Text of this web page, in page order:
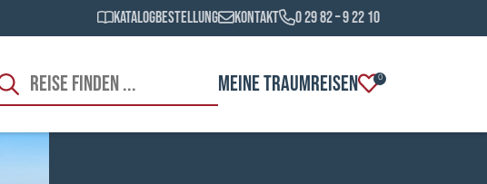
Katalogbestellung Kontakt 0 29 82 – 9 22 10
MEINE TRAUMREISEN 0